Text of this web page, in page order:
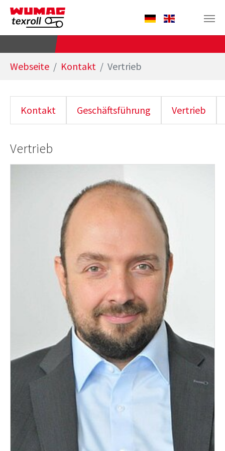
Zum Hauptinhalt springen
Sie sind hier:
Webseite Kontakt Vertrieb
Kontakt Geschäftsführung Vertrieb
Vertrieb